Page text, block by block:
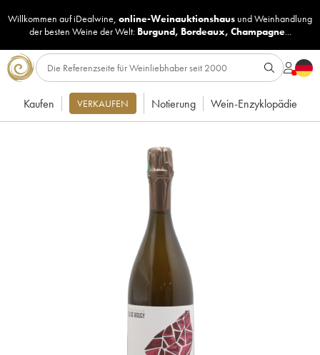
Willkommen auf iDealwine, online-Weinauktionshaus undWeinhandlung
der besten Weine der Welt: Burgund, Bordeaux, Champagne...
Kaufen VERKAUFEN Notierung Wein-Enzyklopädie